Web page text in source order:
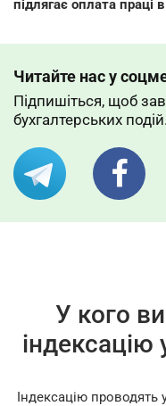
підлягає оплата праці
Читайте нас у
Підпишіться, щоб
бухгалтерських подій.
У кого
індексацію
Індексацію проводять